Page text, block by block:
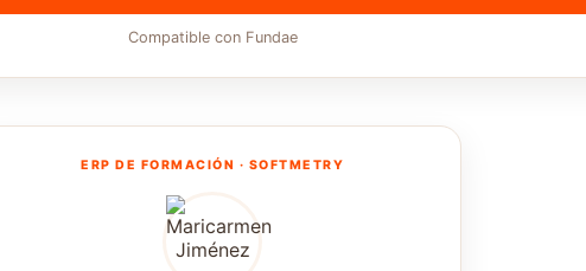
Compatible con Fundae
ERP DE FORMACIÓN · SOFTMETRY